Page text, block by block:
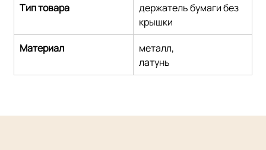
Тип товара
держатель бумаги без
крышки
Материал
металл,
латунь